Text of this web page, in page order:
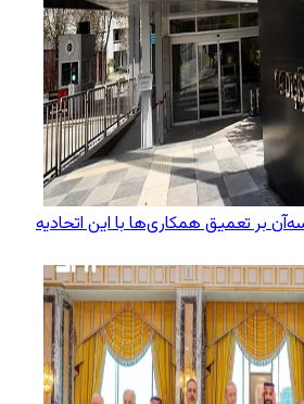
بر تعمیق همکاری‌ها با این اتحادیه